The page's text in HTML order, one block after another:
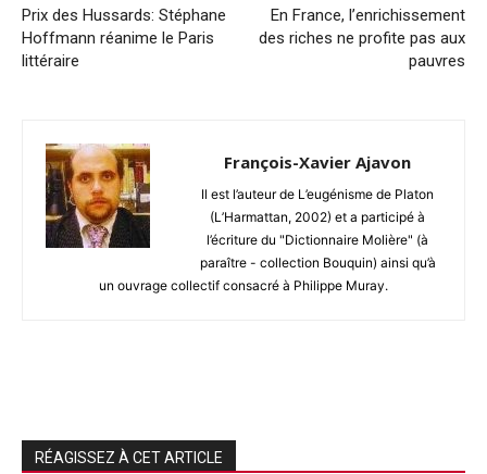
Prix des Hussards: Stéphane
Hoffmann réanime le Paris
littéraire
En France, l’enrichissement
des riches ne profite pas aux
pauvres
François-Xavier Ajavon
Il est l’auteur de L’eugénisme de Platon
(L’Harmattan, 2002) et a participé à
l’écriture du "Dictionnaire Molière" (à
paraître - collection Bouquin) ainsi qu’à
un ouvrage collectif consacré à Philippe Muray.
RÉAGISSEZ À CET ARTICLE